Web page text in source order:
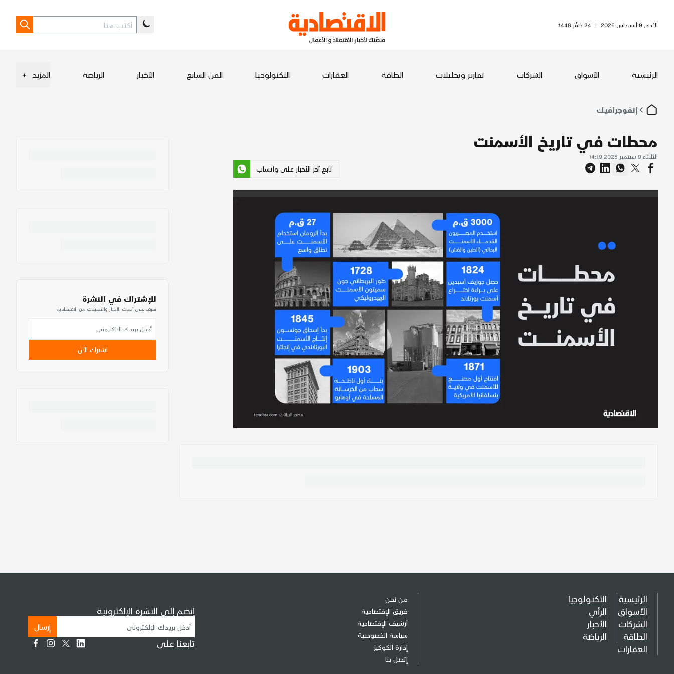
الأحد, 9 أغسطس 2026 | 24 صَفَر 1448
الرئيسية الأسواق الشركات تقارير وتحليلات الطاقة العقارات التكنولوجيا الفن السابع الأخبار الرياضة المزيد +
إنفوجرافيك
محطات في تاريخ الأسمنت
الثلاثاء 9 سبتمبر 2025 14:19
تابع آخر الأخبار على واتساب
للإشتراك في النشرة
تعرف على أحدث الأخبار والتحليلات من الاقتصادية
اشترك الآن
الرئيسية
الأسواق
الشركات
الطاقة
العقارات
التكنولوجيا
الرأي
الأخبار
الرياضة
من نحن
فريق الإقتصادية
أرشيف الإقتصادية
سياسة الخصوصية
إدارة الكوكيز
إتصل بنا
إنضم إلى النشرة الإلكترونية
إرسال
تابعنا على